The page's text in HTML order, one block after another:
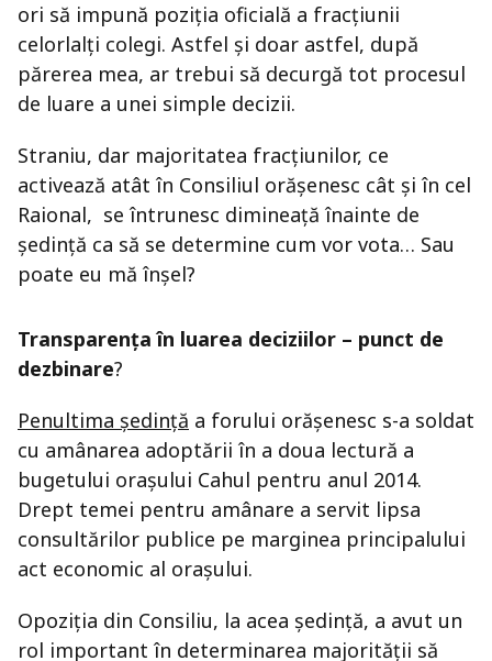
ori să impună poziţia oficială a fracţiunii
celorlalţi colegi. Astfel şi doar astfel, după
părerea mea, ar trebui să decurgă tot procesul
de luare a unei simple decizii.
Straniu, dar majoritatea fracţiunilor, ce
activează atât în Consiliul orăşenesc cât şi în cel
Raional, se întrunesc dimineaţă înainte de
şedinţă ca să se determine cum vor vota… Sau
poate eu mă înşel?
Transparenţa în luarea deciziilor – punct de
dezbinare?
Penultima şedinţă a forului orăşenesc s-a soldat
cu amânarea adoptării în a doua lectură a
bugetului oraşului Cahul pentru anul 2014.
Drept temei pentru amânare a servit lipsa
consultărilor publice pe marginea principalului
act economic al oraşului.
Opoziţia din Consiliu, la acea şedinţă, a avut un
rol important în determinarea majorităţii să